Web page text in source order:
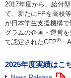
2017年度から、給付
て、新たにFPを高校
が日本学生支援機構
グラムの企画・運営
て認定されたCFP® ・
2025年度実績はこ